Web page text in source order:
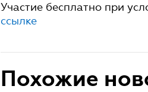
Участие бесплатно при
ссылке
Похожие